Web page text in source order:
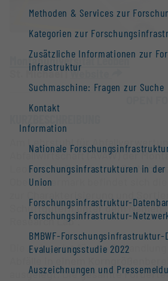
Methoden & Services zur
Kategorien zur
Zusätzliche Informationen zur
infrastruktur
Suchmaschine: Fragen zur Suche
Kontakt
Information
Nationale
Forschungs­infrastrukturen in der
Union
Forschungs­infrastruktur-
Forschungs­infrastruktur-
BMBWF-Forschungsinfrastruktur-
Evaluierungsstudie 2022
Auszeichnungen und
Montanuniversität Leoben
St. Michael |Website
Am Lehrstuhl für
Abfallwirtschaft (AVAW) der
Leoben am Standort in St.
Obersteiermark befindet sich die
Schüttgütern unter dem Namen
Research Lab“.
Die Anlage ist für die
ausgelegt. Die gesamte